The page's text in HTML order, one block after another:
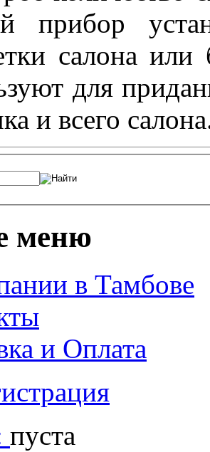
прибор
салона
для
и всего
меню
в Тамбове
и Оплата
пуста